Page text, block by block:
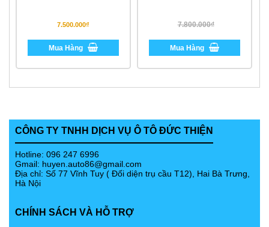
7.500.000₫
Mua Hàng
7.800.000₫
Mua Hàng
CÔNG TY TNHH DỊCH VỤ Ô TÔ ĐỨC THIỆN
Hotline: 096 247 6996
Gmail: huyen.auto86@gmail.com
Địa chỉ: Số 77 Vĩnh Tuy ( Đối diện trụ cầu T12), Hai Bà Trưng,
Hà Nội
CHÍNH SÁCH VÀ HỖ TRỢ